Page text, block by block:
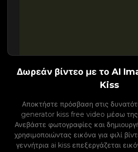
Δωρεάν βίντεο με το AI
Kiss
Αποκτήστε πρόσβαση στις
generator kiss free video μέσω
Ανεβάστε φωτογραφίες και
χρησιμοποιώντας εικόνα για φιλί
γεννήτρια ai kiss επεξεργάζεται